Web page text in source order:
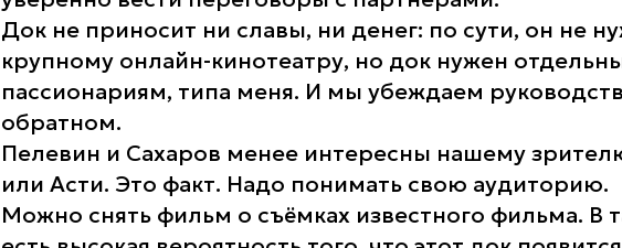
Док не приносит ни славы, ни денег: по сути, он не
крупному онлайн-кинотеатру, но док нужен
пассионариям, типа меня. И мы убеждаем
обратном.
Пелевин и Сахаров менее интересны нашему
или Асти. Это факт. Надо понимать свою аудиторию.
Можно снять фильм о съёмках известного фильма. В